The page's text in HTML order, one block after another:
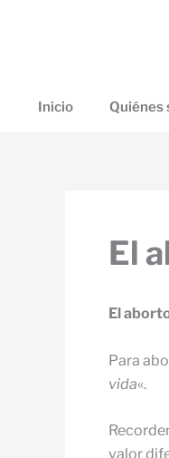
Inicio Quiénes
El
El
Para
vida«.
valor